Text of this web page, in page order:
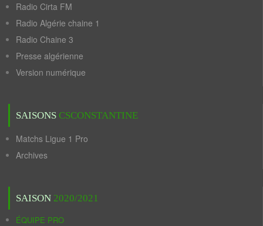
Radio Cirta FM
Radio Algérie chaine 1
Radio Chaine 3
Presse algérienne
Version numérique
SAISONS CSCONSTANTINE
Matchs Ligue 1 Pro
Archives
SAISON 2020/2021
ÉQUIPE PRO